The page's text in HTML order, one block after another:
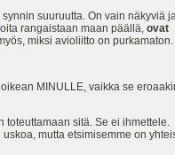
suuruutta. On vain näkyviä ja
rangaistaan maan päällä, ovat
miksi avioliitto on purkamaton.
MINULLE, vaikka se
toteuttamaan sitä. Se ei ihmettele.
mutta etsimisemme on